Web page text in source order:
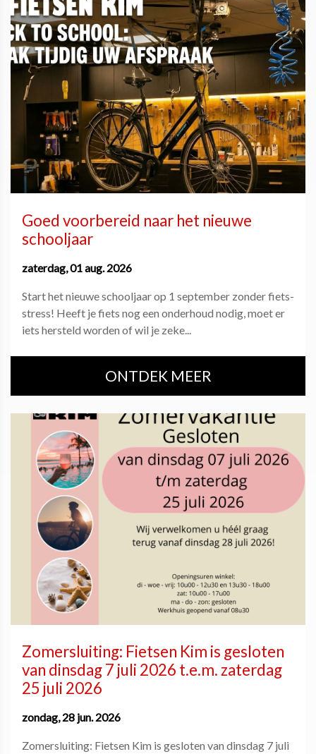
Goed voorbereid naar het nieuwe
schooljaar
zaterdag, 01 aug. 2026
Start het nieuwe schooljaar op 1 september zonder fiets-
stress! Heeft je fiets nog een onderhoud nodig, moet er
iets hersteld worden of wil je zeke...
ONTDEK MEER
Zomersluiting: Fietsen Kim is gesloten
van dinsdag 7 juli 2026 t.e.m. zaterdag
25 juli 2026
zondag, 28 jun. 2026
Zomersluiting: Fietsen Kim is gesloten van dinsdag 7 juli